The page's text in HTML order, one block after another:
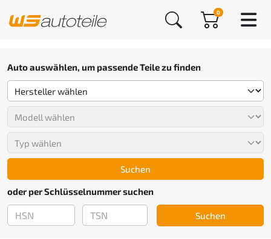
0
Auto auswählen, um passende Teile zu finden
Suchen
oder per Schlüsselnummer suchen
Suchen